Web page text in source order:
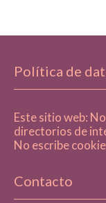
Política de
Este sitio web:
directorios de
No escribe
Contacto